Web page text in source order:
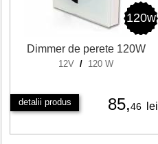
120w
Dimmer de perete 120W
12V / 120 W
detalii produs 85,46 lei